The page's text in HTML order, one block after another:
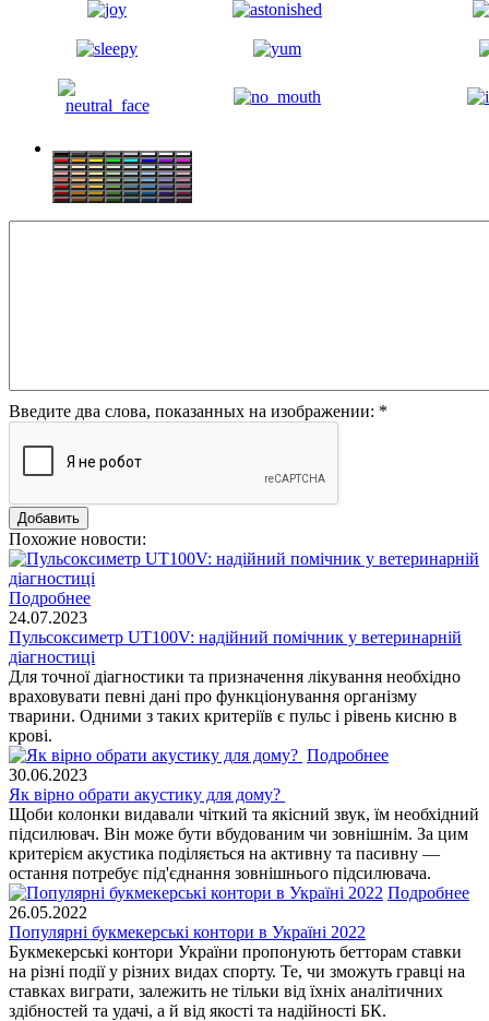
Введите два слова, показанных на изображении: *
Похожие новости:
Подробнее
24.07.2023
Пульсоксиметр UT100V: надійний помічник у ветеринарній
діагностиці
Для точної діагностики та призначення лікування необхідно
враховувати певні дані про функціонування організму
тварини. Одними з таких критеріїв є пульс і рівень кисню в
крові.
Подробнее
30.06.2023
Як вірно обрати акустику для дому?
Щоби колонки видавали чіткий та якісний звук, їм необхідний
підсилювач. Він може бути вбудованим чи зовнішнім. За цим
критерієм акустика поділяється на активну та пасивну —
остання потребує під'єднання зовнішнього підсилювача.
Подробнее
26.05.2022
Популярні букмекерські контори в Україні 2022
Букмекерські контори України пропонують бетторам ставки
на різні події у різних видах спорту. Те, чи зможуть гравці на
ставках виграти, залежить не тільки від їхніх аналітичних
здібностей та удачі, а й від якості та надійності БК.